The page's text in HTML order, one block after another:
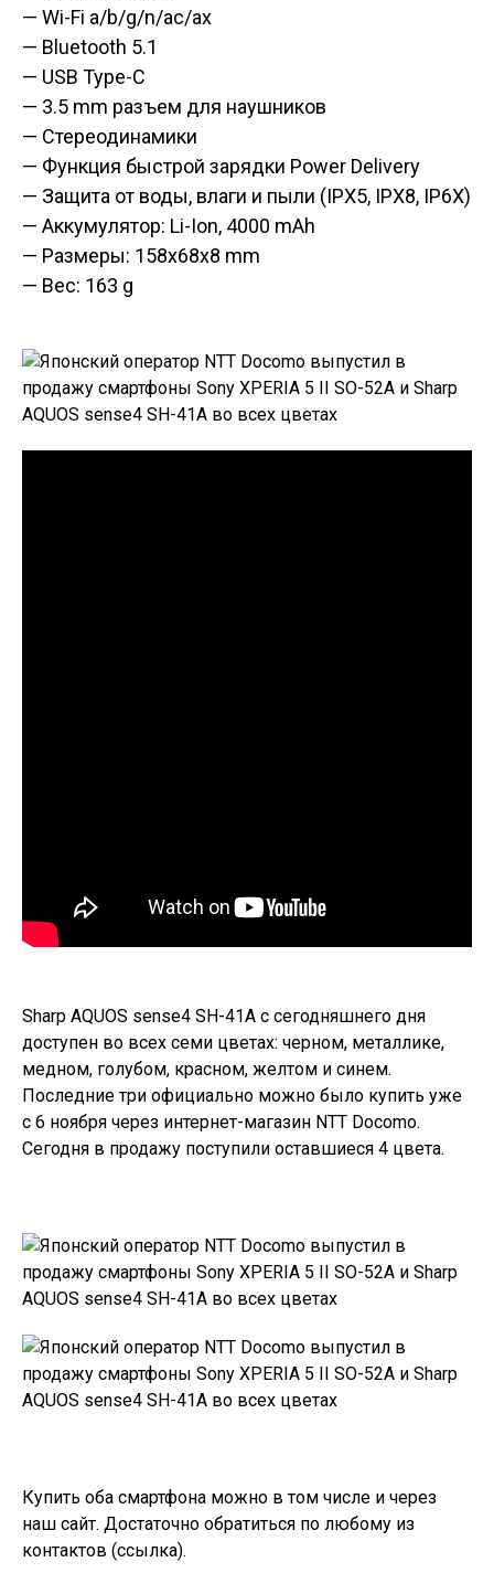
— Wi-Fi a/b/g/n/ac/ax
— Bluetooth 5.1
— USB Type-C
— 3.5 mm разъем для наушников
— Стереодинамики
— Функция быстрой зарядки Power Delivery
— Защита от воды, влаги и пыли (IPX5, IPX8, IP6X)
— Аккумулятор: Li-Ion, 4000 mAh
— Размеры: 158x68x8 mm
— Вес: 163 g
Sharp AQUOS sense4 SH-41A с сегодняшнего дня
доступен во всех семи цветах: черном, металлике,
медном, голубом, красном, желтом и синем.
Последние три официально можно было купить уже
с 6 ноября через интернет-магазин NTT Docomo.
Сегодня в продажу поступили оставшиеся 4 цвета.
Купить оба смартфона можно в том числе и через
наш сайт. Достаточно обратиться по любому из
контактов (ссылка).